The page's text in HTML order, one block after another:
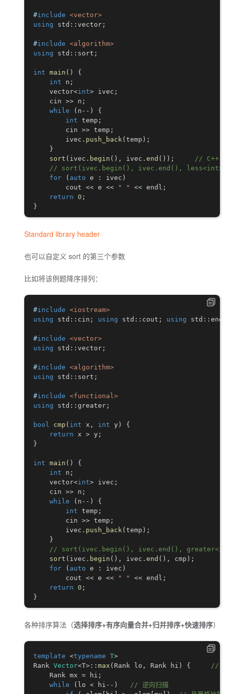
n
)
#include <vector>
using std :: vector ;
#include <algorithm>
using std :: sort ;
int main ( )
{
int n ;
    vector
<int> ivec ;
    cin
>> n ;
while
( n -- )
{
int temp ;
        cin
>> temp ;
        ivec
. push_back (temp ) ;
}
sort ( ivec . begin ( ) , ivec . end ( ) ) ; // C++
for ( auto e : ivec )
        cout
<< e << " " << endl ;
return 0 ;
}
Standard library header
也可以自定义 sort 的第三个参数
比如将该例题降序排列：
#include <iostream>
using std :: cin ; using std :: cout ; using std ::
#include <vector>
using std :: vector ;
#include <algorithm>
using std :: sort ;
#include <functional>
using std :: greater ;
bool cmp ( int x , int y )
{
return x > y ;
}
int main ( )
{
int n ;
    vector
<int> ivec ;
    cin
>> n ;
while
( n -- )
{
int temp ;
        cin
>> temp ;
        ivec
. push_back (temp ) ;
}
// sort(ivec.begin(), ivec.end(),
sort ( ivec . begin ( ) , ivec . end ( ) , cmp ) ;
for
( auto e : ivec )
        cout
<< e << " " << endl ;
return 0 ;
}
各种排序算法（选择排序+有序向量合并+归并排序+快速排序）
template <typename T>
Rank Vector<T> :: max ( Rank lo , Rank hi ) {
//
    Rank mx
= hi ;
while
( lo < hi -- )
// 逆向扫描